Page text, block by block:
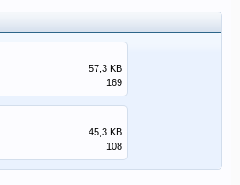
57,3 KB
169
45,3 KB
108